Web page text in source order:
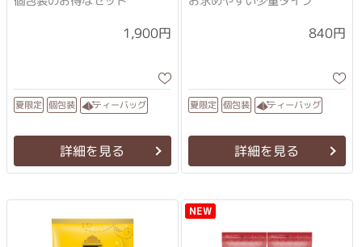
1,900円
夏限定 個包装 ティーバッグ
詳細を見る
840円
夏限定 個包装 ティーバッグ
詳細を見る
NEW